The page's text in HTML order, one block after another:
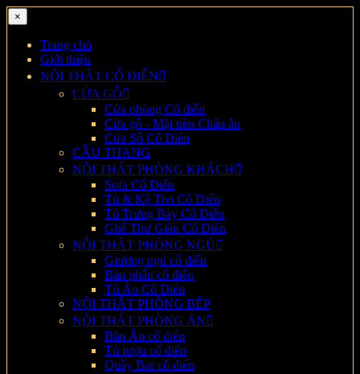
×
Trang chủ
Giới thiệu
NỘI THẤT CỔ ĐIỂN
CỬA GỖ
Cửa phòng Cổ điển
Cửa gỗ - Mặt tiền Châu âu
Cửa Sổ Cổ Điển
CẦU THANG
NỘI THẤT PHÒNG KHÁCH
Sofa Cổ Điển
Tủ & Kệ Tivi Cổ Điển
Tủ Trưng Bày Cổ Điển
Ghế Thư Giản Cổ Điển
NỘI THẤT PHÒNG NGỦ
Giường ngủ cổ điển
Bàn phấn cổ điển
Tủ Áo Cổ Điển
NỘI THẤT PHÒNG BẾP
NỘI THẤT PHÒNG ĂN
Bàn Ăn cổ điển
Tủ rượu cổ điển
Quầy Bar cổ điển